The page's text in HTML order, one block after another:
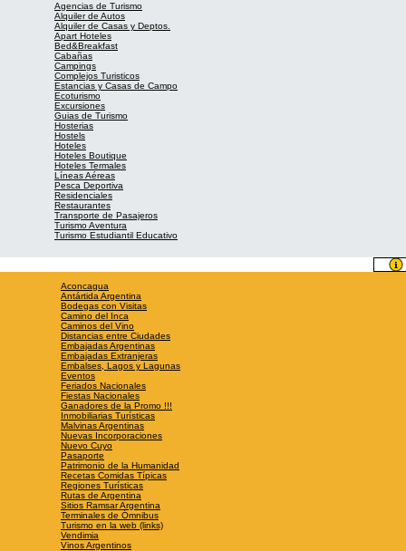
Agencias de Turismo
Alquiler de Autos
Alquiler de Casas y Deptos.
Apart Hoteles
Bed&Breakfast
Cabañas
Campings
Complejos Turisticos
Estancias y Casas de Campo
Ecoturismo
Excursiones
Guias de Turismo
Hosterias
Hostels
Hoteles
Hoteles Boutique
Hoteles Termales
Líneas Aéreas
Pesca Deportiva
Residenciales
Restaurantes
Transporte de Pasajeros
Turismo Aventura
Turismo Estudiantil Educativo
Aconcagua
Antártida Argentina
Bodegas con Visitas
Camino del Inca
Caminos del Vino
Distancias entre Ciudades
Embajadas Argentinas
Embajadas Extranjeras
Embalses, Lagos y Lagunas
Eventos
Feriados Nacionales
Fiestas Nacionales
Ganadores de la Promo !!!
Inmobiliarias Turísticas
Malvinas Argentinas
Nuevas Incorporaciones
Nuevo Cuyo
Pasaporte
Patrimonio de la Humanidad
Recetas Comidas Típicas
Regiones Turísticas
Rutas de Argentina
Sitios Ramsar Argentina
Terminales de Ómnibus
Turismo en la web (links)
Vendimia
Vinos Argentinos